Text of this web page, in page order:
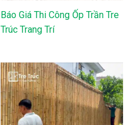
Báo Giá Thi Công Ốp Trần Tre
Trúc Trang Trí